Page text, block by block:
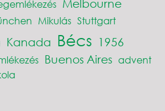
Melbourne
Mikulás Stuttgart
Kanada Bécs 1956
Buenos Aires advent